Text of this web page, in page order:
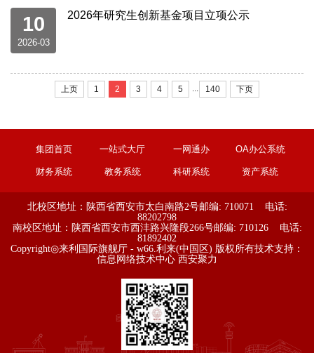
现将合作相关事项公示如下：项目名称：（复杂地形环境
2026年3月17日（...
10
2026-03
2026年研究生创新基金项目立项公示
上页 1 2 3 4 5 ... 140 下页
集团首页 一站式大厅 一网通办 OA办公系统
财务系统 教务系统 科研系统 资产系统
北校区地址：陕西省西安市太白南路2号邮编: 710071 电话:
88202798
南校区地址：陕西省西安市西沣路兴隆段266号邮编: 710126 电话:
81892402
Copyright◎来利国际旗舰厅 - w66.利来(中国区) 版权所有技术支持：
信息网络技术中心 西安聚力